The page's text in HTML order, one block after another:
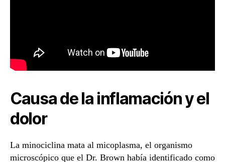
Causa de la inflamación y el
dolor
La minociclina mata al micoplasma, el organismo
microscópico que el Dr. Brown había identificado como